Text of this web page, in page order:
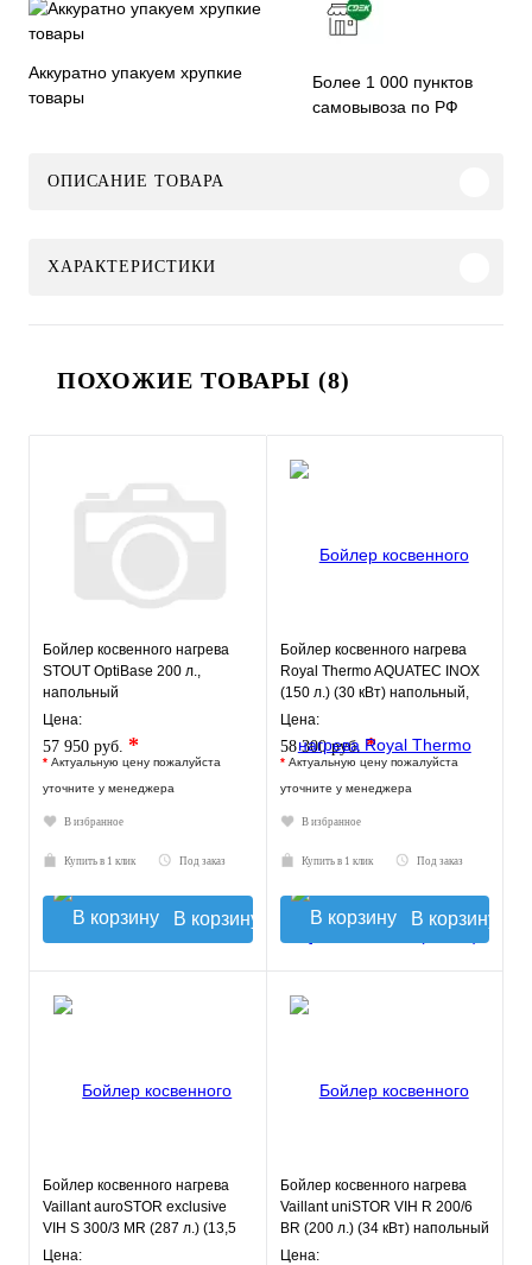
Аккуратно упакуем хрупкие
товары
Более 1 000 пунктов
самовывоза по РФ
ОПИСАНИЕ ТОВАРА
ХАРАКТЕРИСТИКИ
ПОХОЖИЕ ТОВАРЫ (8)
Бойлер косвенного нагрева
STOUT OptiBase 200 л.,
напольный
Цена:
57 950 руб. *
* Актуальную цену пожалуйста
уточните у менеджера
В избранное
Купить в 1 клик Под заказ
В корзину
Бойлер косвенного нагрева
Royal Thermo AQUATEC INOX
(150 л.) (30 кВт) напольный,
нерж. сталь
Цена:
58 300 руб. *
* Актуальную цену пожалуйста
уточните у менеджера
В избранное
Купить в 1 клик Под заказ
В корзину
Бойлер косвенного нагрева
Vaillant auroSTOR exclusive
VIH S 300/3 MR (287 л.) (13,5
кВт) напольный
Цена:
Бойлер косвенного нагрева
Vaillant uniSTOR VIH R 200/6
ВR (200 л.) (34 кВт) напольный
Цена: